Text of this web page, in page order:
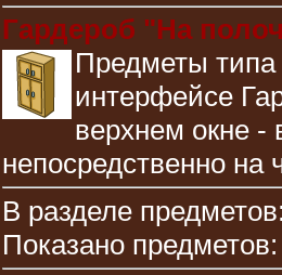
Гардероб "На
Предметы
интерфейсе
верхнем окне -
непосредственно на
В разделе
Показано